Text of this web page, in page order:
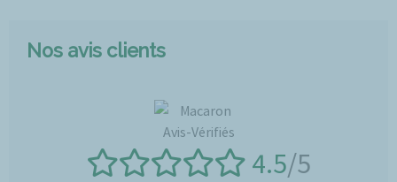
Nos avis clients
4.5/5